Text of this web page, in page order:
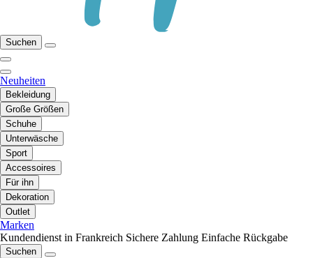
Suchen
Neuheiten
Bekleidung
Große Größen
Schuhe
Unterwäsche
Sport
Accessoires
Für ihn
Dekoration
Outlet
Marken
Kundendienst in Frankreich Sichere Zahlung Einfache Rückgabe
Suchen